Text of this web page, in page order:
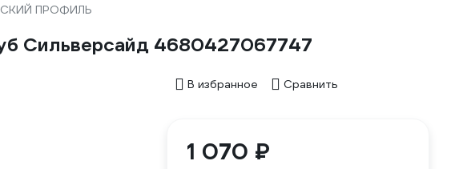
ПРОФИЛЬ
Сильверсайд 4680427067747
В избранное Сравнить
1 070 ₽